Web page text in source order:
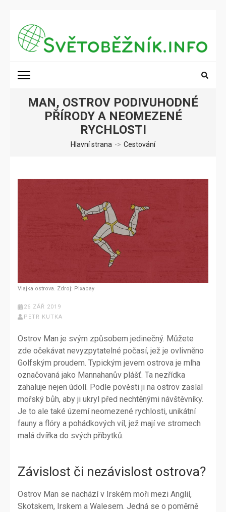
obsah
(stiskněte
Enter)
SVĚTOBĚŽNÍK.INFO
MAN, OSTROV PODIVUHODNÉ
PŘÍRODY A NEOMEZENÉ
RYCHLOSTI
Hlavní strana -> Cestování
Vlajka ostrova. Zdroj: Pixabay
26 ZÁŘ 2019
PETR KUTKA
Ostrov Man je svým způsobem jedinečný. Můžete
zde očekávat nevyzpytatelné počasí, jež je ovlivněno
Golfským proudem. Typickým jevem ostrova je mlha
označovaná jako Mannahanův plášť. Ta nezřídka
zahaluje nejen údolí. Podle pověsti ji na ostrov zaslal
mořský bůh, aby ji ukryl před nechtěnými návštěvníky.
Je to ale také území neomezené rychlosti, unikátní
fauny a flóry a pohádkových víl, jež mají ve stromech
malá dvířka do svých příbytků.
Závislost či nezávislost ostrova?
Ostrov Man se nachází v Irském moři mezi Anglií,
Skotskem, Irskem a Walesem. Jedná se o poměrně